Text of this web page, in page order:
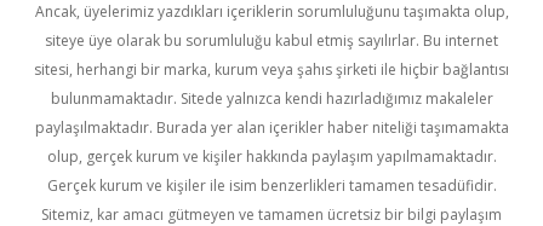
Ancak, üyelerimiz yazdıkları içeriklerin sorumluluğunu taşımakta olup,
siteye üye olarak bu sorumluluğu kabul etmiş sayılırlar. Bu internet
sitesi, herhangi bir marka, kurum veya şahıs şirketi ile hiçbir bağlantısı
bulunmamaktadır. Sitede yalnızca kendi hazırladığımız makaleler
paylaşılmaktadır. Burada yer alan içerikler haber niteliği taşımamakta
olup, gerçek kurum ve kişiler hakkında paylaşım yapılmamaktadır.
Gerçek kurum ve kişiler ile isim benzerlikleri tamamen tesadüfidir.
Sitemiz, kar amacı gütmeyen ve tamamen ücretsiz bir bilgi paylaşım